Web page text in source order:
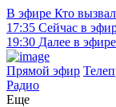
В эфире Кто
17:35 Сейчас в
19:30 Далее в эфире
Прямой эфир
Радио
Еще